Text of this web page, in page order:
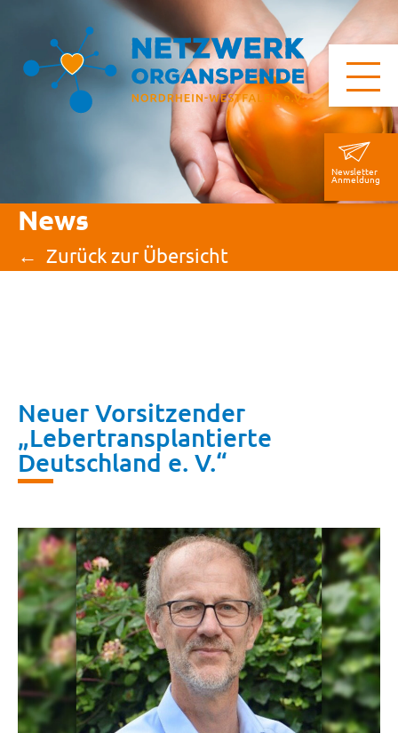
News
Zurück zur Übersicht
Neuer Vorsitzender
„Lebertransplantierte
Deutschland e. V.“
Newsletter
Anmeldung